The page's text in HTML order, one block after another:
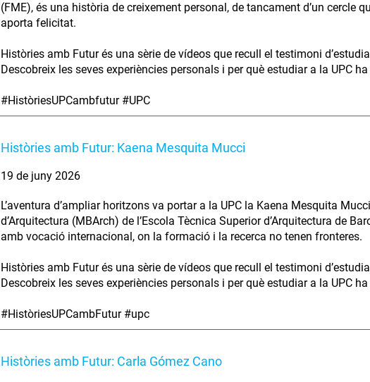
(FME), és una història de creixement personal, de tancament d’un cercle
aporta felicitat.
Històries amb Futur és una sèrie de vídeos que recull el testimoni
Descobreix les seves experiències personals i per què estudiar a la UPC
#HistòriesUPCambfutur #UPC
Històries amb Futur: Kaena Mesquita Mucci
19 de juny 2026
L’aventura d’ampliar horitzons va portar a la UPC la Kaena Mesquita
d’Arquitectura (MBArch) de l’Escola Tècnica Superior d’Arquitectura de
amb vocació internacional, on la formació i la recerca no tenen fronteres.
Històries amb Futur és una sèrie de vídeos que recull el testimoni
Descobreix les seves experiències personals i per què estudiar a la UPC
#HistòriesUPCambFutur #upc
Històries amb Futur: Carla Gómez Cano